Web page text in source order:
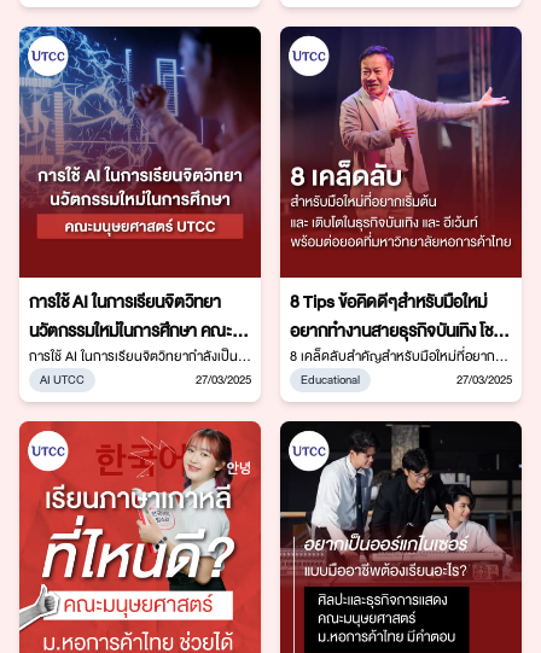
ระดับเอเชีย
หอการค้าไทย ก้าวไปอีกขั้นสู่ความสำเร็จที่
เหนือกว่า
วันนี้ EPIC มีคำแนะนำดีๆมาบอกครับ
การทำงานในต่างประเทศโดยไม่เก่งภาษา
อังกฤษอาจดูท้าทาย แต่ก็ไม่ใช่เรื่องที่เป็นไป
ไม่ได้ ถ้าคุณเตรียมตัวให้ดีและใช้กลยุทธ์ใน
การพัฒนาทักษะภาษาอังกฤษ นี่คือ
แนวทางที่จะช่วยให้คุณเตรียมตัวได้ดีขึ้น
การใช้ AI ในการเรียนจิตวิทยา
นวัตกรรมใหม่ในการศึกษา คณะ
มนุษยศาสตร์ UTCC
การใช้ AI ในการเรียนจิตวิทยากำลังเป็น
หัวข้อที่น่าสนใจและมีการพัฒนาอย่าง
รวดเร็ว ซึ่ง AI สามารถเข้ามาช่วยเสริม
การเรียนรู้ การวิจัย และการรักษาใน
หลายด้านของจิตวิทยาได้ นี่คือลักษณะ
การใช้ AI ที่เกี่ยวข้องกับการเรียนจิตวิทยา
AI UTCC 27/03/2025
8 Tips ข้อคิดดีๆสำหรับมือใหม่
อยากทำงานสายธุรกิจบันเทิง โชว์
และอีเว้นท์
8 เคล็ดลับสำคัญสำหรับมือใหม่ที่อยาก
เริ่มต้น และเติบโตในธุรกิจบันเทิง และอีเว้
นท์ พร้อมต่อยอดที่มหาวิทยาลัย
หอการค้าไทย, เรียนอะไรดีถ้าอยากทำอีเว้
นท์, คณะมนุษยศาสตร์ ม.หอการค้าไทย,
ฝึกงานธุรกิจบันเทิง, อาชีพธุรกิจ
บันเทิง,เรียนการจัดอีเว้นท์
Educational 27/03/2025